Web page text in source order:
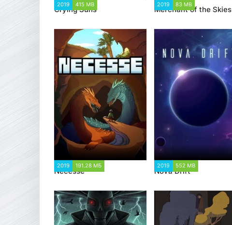
2019 415 MB
Crying Suns
2019 83 MB
Merchant of the Skies
2019 191.28 МБ
Necesse
2019 552 MB
Nova Drift